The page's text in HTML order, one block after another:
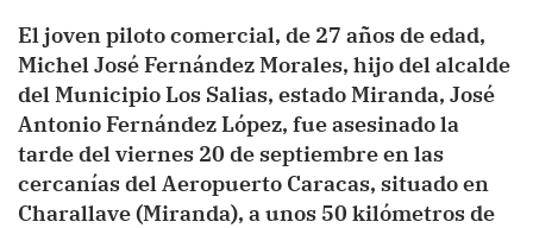
El joven piloto comercial, de 27 años de edad,
Michel José Fernández Morales, hijo del alcalde
del Municipio Los Salias, estado Miranda, José
Antonio Fernández López, fue asesinado la
tarde del viernes 20 de septiembre en las
cercanías del Aeropuerto Caracas, situado en
Charallave (Miranda), a unos 50 kilómetros de